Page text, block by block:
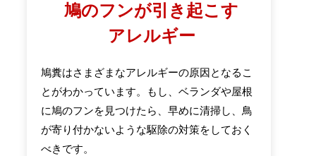
鳩のフンが引き起こす
アレルギー
鳩糞はさまざまなアレルギーの原因となるこ
とがわかっています。もし、ベランダや屋根
に鳩のフンを見つけたら、早めに清掃し、鳥
が寄り付かないような駆除の対策をしておく
べきです。